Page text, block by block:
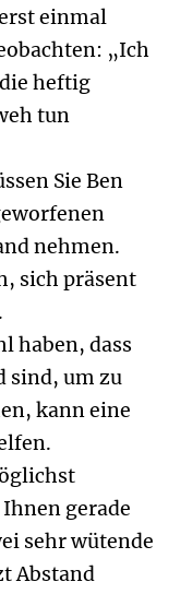
einmal
„Ich
heftig
tun
Sie Ben
nehmen.
sich präsent
haben, dass
sind, um zu
kann eine
gerade
sehr wütende
Abstand